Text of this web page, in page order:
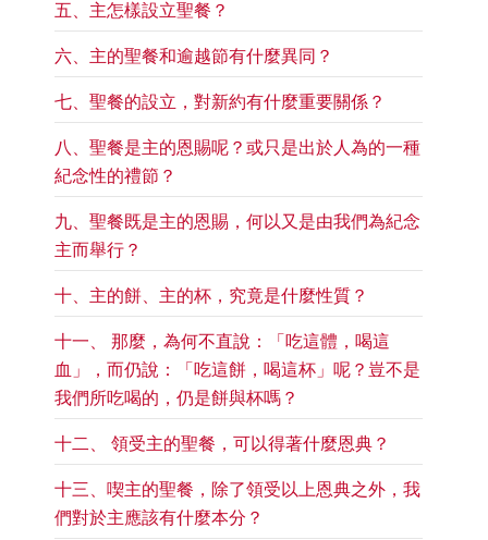
​五、主怎樣設立聖餐？
​六、主的聖餐和逾越節有什麼異同？
​七、聖餐的設立，對新約有什麼重要關係？
八、聖餐是主的恩賜呢？或只是出於人為的一種
紀念性的禮節？
​九、聖餐既是主的恩賜，何以又是由我們為紀念
主而舉行？
​十、主的餅、主的杯，究竟是什麼性質？
​十一、 那麼，為何不直說：「吃這體，喝這
血」，而仍說：「吃這餅，喝這杯」呢？豈不是
我們所吃喝的，仍是餅與杯嗎？
​十二、 領受主的聖餐，可以得著什麼恩典？
​十三、喫主的聖餐，除了領受以上恩典之外，我
們對於主應該有什麼本分？